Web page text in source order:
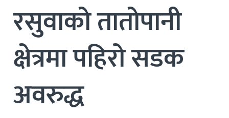
रसुवाको तातोपानी
क्षेत्रमा पहिरो सडक
अवरुद्ध